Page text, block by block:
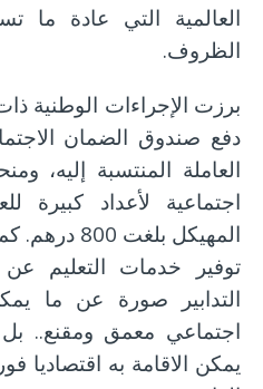
العالمية التي عادة ما
الظروف.
برزت الإجراءات الوطنية
العاملة المنتسبة إليه،
اجتماعية لأعداد كبيرة
المهيكل
توفير خدمات التعليم
التدابير صورة عن ما
اجتماعي معمق ومقنع..
يمكن الاقامة به اقتصاديا